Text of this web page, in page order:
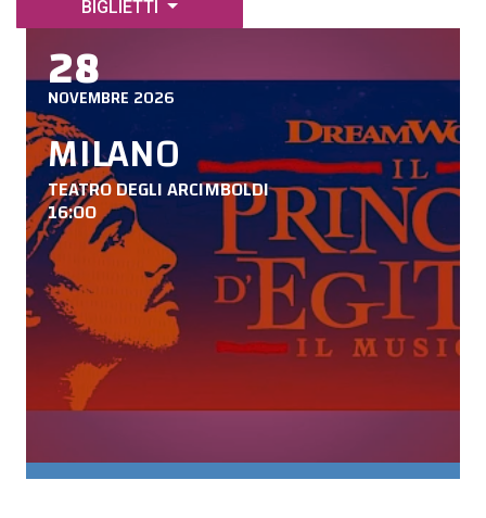
BIGLIETTI
28
NOVEMBRE 2026
MILANO
TEATRO DEGLI ARCIMBOLDI
16:00